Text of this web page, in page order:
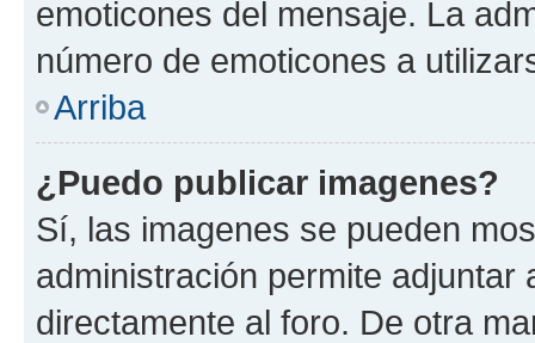
emoticones del mensaje. La
número de emoticones a
Arriba
¿Puedo publicar imagenes?
Sí, las imagenes se pueden
administración permite
directamente al foro. De otra